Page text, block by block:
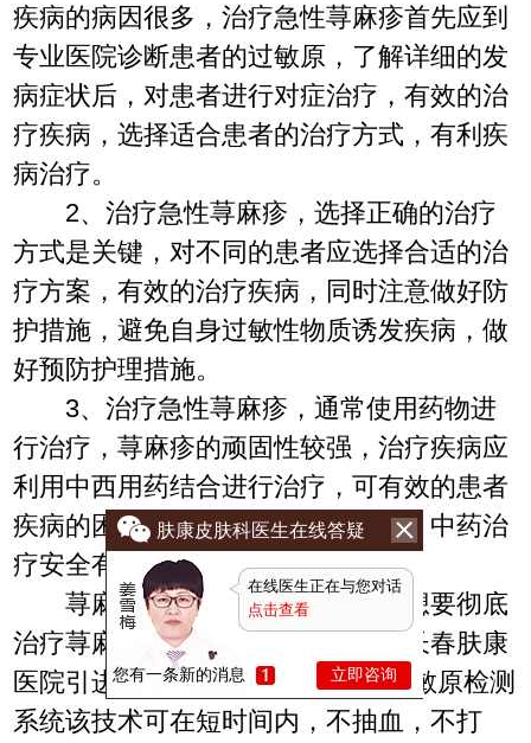
疾病的病因很多，治疗急性荨麻疹首先应到
专业医院诊断患者的过敏原，了解详细的发
病症状后，对患者进行对症治疗，有效的治
疗疾病，选择适合患者的治疗方式，有利疾
病治疗。
2、治疗急性荨麻疹，选择正确的治疗
方式是关键，对不同的患者应选择合适的治
疗方案，有效的治疗疾病，同时注意做好防
护措施，避免自身过敏性物质诱发疾病，做
好预防护理措施。
3、治疗急性荨麻疹，通常使用药物进
行治疗，荨麻疹的顽固性较强，治疗疾病应
利用中西用药结合进行治疗，可有效的患者
疾病的困扰，积极有效的治疗疾病，中药治
疗安全有效，是治疗疾病关键。
荨麻疹属于过敏性皮肤疾病，想要彻底
治疗荨麻疹必须明确查明过敏原，长春肤康
医院引进的德国BICOM生物共振过敏原检测
系统该技术可在短时间内，不抽血，不打
肤康皮肤科医生在线答疑
在线医生正在与您对话
点击查看
您有一条新的消息 立即咨询